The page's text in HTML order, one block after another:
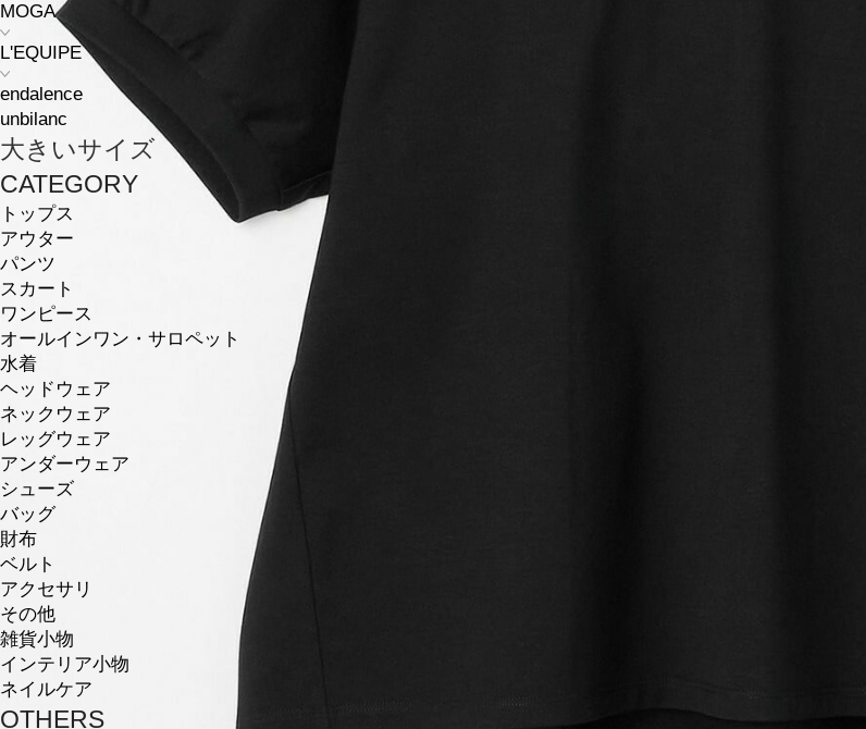
MOGA
L'EQUIPE
endalence
unbilanc
大きいサイズ
CATEGORY
トップス
アウター
パンツ
スカート
ワンピース
オールインワン・サロペット
水着
ヘッドウェア
ネックウェア
レッグウェア
アンダーウェア
シューズ
バッグ
財布
ベルト
アクセサリ
その他
雑貨小物
インテリア小物
ネイルケア
OTHERS